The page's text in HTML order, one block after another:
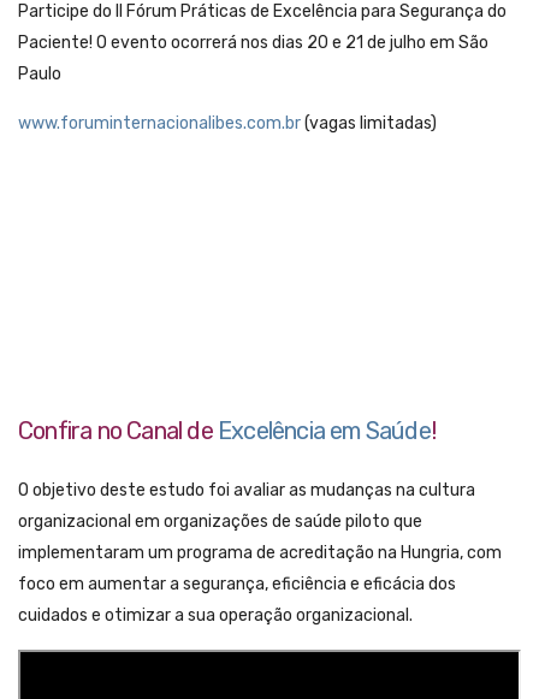
Participe do II Fórum Práticas de Excelência para Segurança do
Paciente! O evento ocorrerá nos dias 20 e 21 de julho em São
Paulo
www.foruminternacionalibes.com.br(vagas limitadas)
Confira no Canal de Excelência em Saúde!
O objetivo deste estudo foi avaliar as mudanças na cultura
organizacional em organizações de saúde piloto que
implementaram um programa de acreditação na Hungria, com
foco em aumentar a segurança, eficiência e eficácia dos
cuidados e otimizar a sua operação organizacional.